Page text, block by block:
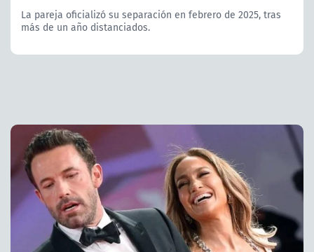
La pareja oficializó su separación en febrero de 2025, tras
más de un año distanciados.